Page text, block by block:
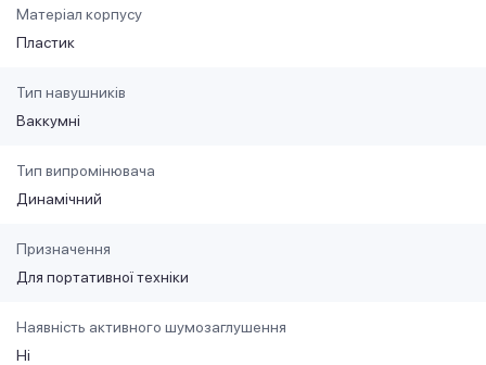
Матеріал корпусу
Пластик
Тип навушників
Ваккумні
Тип випромінювача
Динамічний
Призначення
Для портативної техніки
Наявність активного шумозаглушення
Ні